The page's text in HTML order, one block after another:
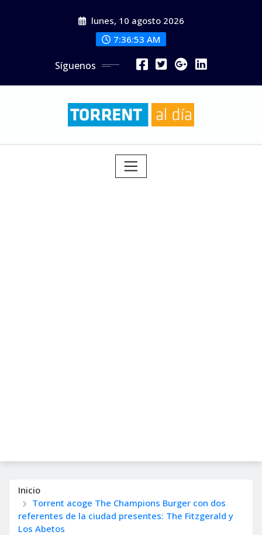
lunes, 10 agosto 2026
7:36:55 AM
Síguenos
Inicio
Torrent acoge The Champions Burger con dos
referentes de la ciudad presentes: The Fitzgerald y
Los Abetos